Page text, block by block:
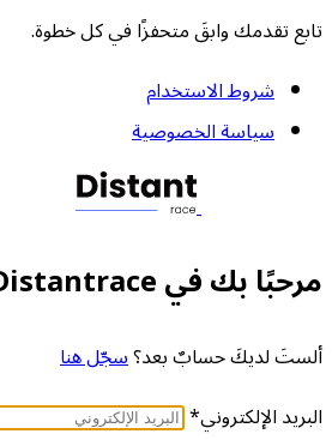
تابع تقدمك وابقَ متحفزًا في كل خطوة.
شروط الاستخدام
سياسة الخصوصية
مرحبًا بك في Distantrace
ألستَ لديكَ حسابٌ بعد؟سجّل هنا
البريد الإلكتروني*